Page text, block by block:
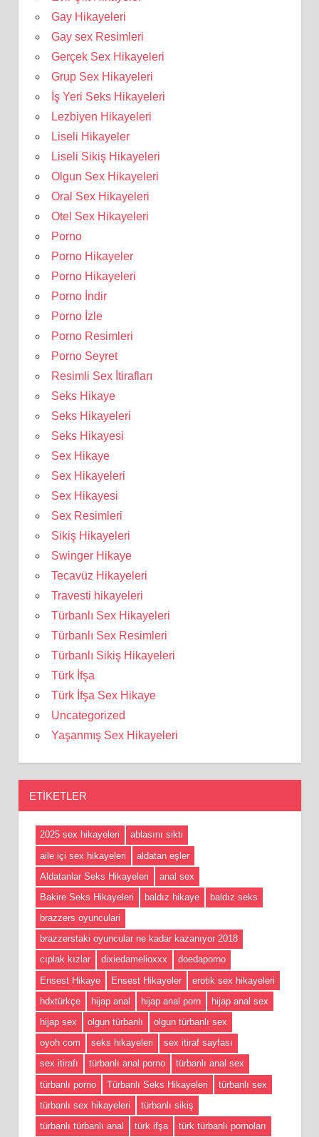
Gay Hikayeleri
Gay sex Resimleri
Gerçek Sex Hikayeleri
Grup Sex Hikayeleri
İş Yeri Seks Hikayeleri
Lezbiyen Hikayeleri
Liseli Hikayeler
Liseli Sikiş Hikayeleri
Olgun Sex Hikayeleri
Oral Sex Hikayeleri
Otel Sex Hikayeleri
Porno
Porno Hikayeler
Porno Hikayeleri
Porno İndir
Porno İzle
Porno Resimleri
Porno Seyret
Resimli Sex İtirafları
Seks Hikaye
Seks Hikayeleri
Seks Hikayesi
Sex Hikaye
Sex Hikayeleri
Sex Hikayesi
Sex Resimleri
Sikiş Hikayeleri
Swinger Hikaye
Tecavüz Hikayeleri
Travesti hikayeleri
Türbanlı Sex Hikayeleri
Türbanlı Sex Resimleri
Türbanlı Sikiş Hikayeleri
Türk İfşa
Türk İfşa Sex Hikaye
Uncategorized
Yaşanmış Sex Hikayeleri
ETIKETLER
2025 sex hikayeleri
ablasını sikti
aile içi sex hikayeleri
aldatan eşler
Aldatanlar Seks Hikayeleri
anal sex
Bakire Seks Hikayeleri
baldız hikaye
baldız seks
brazzers oyunculari
brazzerstaki oyuncular ne kadar kazanıyor 2018
cıplak kızlar
dixiedamelioxxx
doedaporno
Ensest Hikaye
Ensest Hikayeler
erotik sex hikayeleri
hdxtürkçe
hijap anal hijap anal porn
hijap anal sex
hijap sex
olgun türbanlı
olgun türbanlı sex
oyoh com
seks hikayeleri
sex itiraf sayfası
sex itirafı
türbanlı anal porno
türbanlı anal sex
türbanlı porno
Türbanlı Seks Hikayeleri
türbanlı sex
türbanlı sex hikayeleri
türbanlı sikiş
türbanlı türbanlı anal
türk ifşa türk türbanlı pornoları